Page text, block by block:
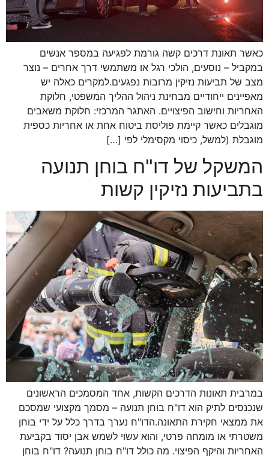
כאשר תאונת דרכים קשה גורמת לפגיעה במספר אנשים
במקביל – נוסעים, הולכי רגל או משתמשי דרך אחרים – נוצר
מצב של תביעות נזיקין מרובות נפגעים.למקרים כאלה יש
מאפיינים ייחודיים מבחינת ניהול ההליך המשפטי, חלוקת
האחריות וחישוב הפיצויים. האתגר המרכזי: חלוקת משאבים
מוגבלים כאשר קיימת פוליסת ביטוח אחת או אחריות כספית
מוגבלת (למשל, כיסוי מקסימלי לפי […]
המשקל של דו"ח בוחן תנועה
בתביעות נזיקין קשות
במרבית תאונות הדרכים הקשות, אחד המסמכים הראשונים
שנכנסים לתיק הוא דו"ח בוחן תנועה – מסמך מקצועי שמסכם
את ממצאי חקירת התאונה.הדו"ח נערך בדרך כלל על ידי בוחן
משטרתי או מומחה פרטי, והוא עשוי לשמש אבן יסוד בקביעת
האחריות והיקף הפיצוי. מה כולל דו"ח בוחן תנועה? דו"ח בוחן